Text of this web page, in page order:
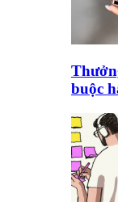
buộc